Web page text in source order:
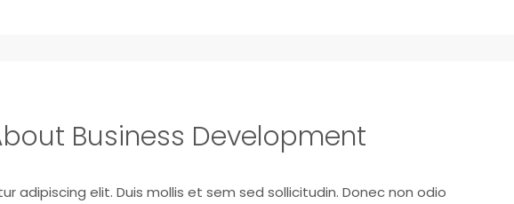
Business Development
adipiscing elit. Duis mollis et sem sed sollicitudin. Donec non odio